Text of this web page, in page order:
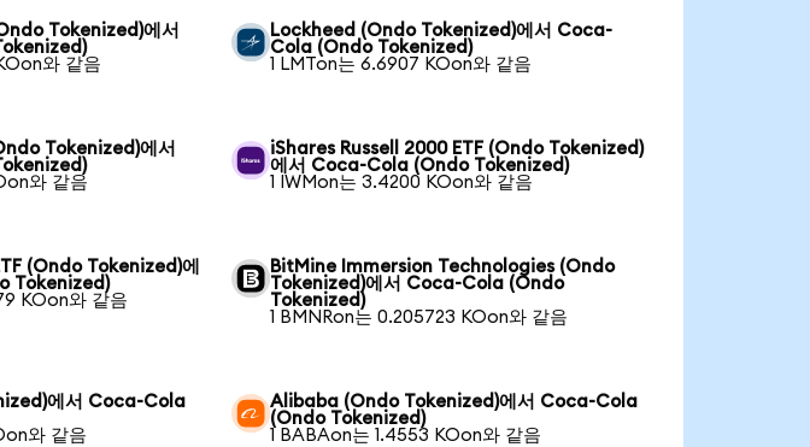
Tokenized)에서
와 같음
Lockheed (Ondo Tokenized)에서 Coca-
Cola (Ondo Tokenized)
1 LMTon는 6.6907 KOon와 같음
Tokenized)에서
와 같음
iShares Russell 2000 ETF (Ondo Tokenized)
에서 Coca-Cola (Ondo Tokenized)
1 IWMon는 3.4200 KOon와 같음
(Ondo Tokenized)에
Tokenized)
KOon와 같음
BitMine Immersion Technologies (Ondo
Tokenized)에서 Coca-Cola (Ondo
Tokenized)
1 BMNRon는 0.205723 KOon와 같음
에서 Coca-Cola
와 같음
Alibaba (Ondo Tokenized)에서 Coca-Cola
(Ondo Tokenized)
1 BABAon는 1.4553 KOon와 같음